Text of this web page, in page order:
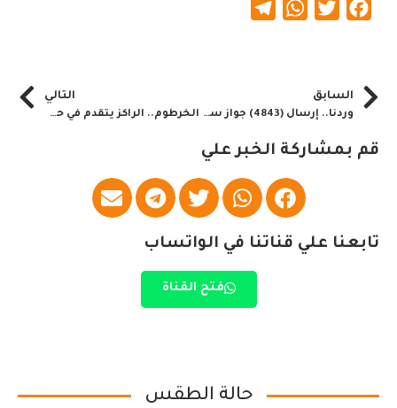
Facebook
Twitter
WhatsApp
السابق
وردنا.. إرسال (4843) جواز سفر إلى دنقلا
التالي
الخرطوم.. الراكز يتقدم في حلحلة مشكلات معاش الناس
قم بمشاركة الخبر علي
تابعنا علي قناتنا في الواتساب
فتح القناة
حالة الطقس